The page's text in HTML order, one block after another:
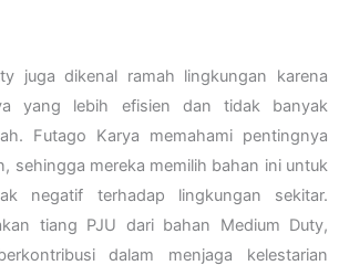
juga dikenal ramah lingkungan karena
yang lebih efisien dan tidak banyak
Futago Karya memahami pentingnya
sehingga mereka memilih bahan ini untuk
negatif terhadap lingkungan sekitar.
tiang PJU dari bahan Medium Duty,
dalam menjaga kelestarian